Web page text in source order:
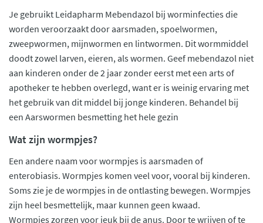
Je gebruikt Leidapharm Mebendazol bij worminfecties die
worden veroorzaakt door aarsmaden, spoelwormen,
zweepwormen, mijnwormen en lintwormen. Dit wormmiddel
doodt zowel larven, eieren, als wormen. Geef mebendazol niet
aan kinderen onder de 2 jaar zonder eerst met een arts of
apotheker te hebben overlegd, want er is weinig ervaring met
het gebruik van dit middel bij jonge kinderen. Behandel bij
een Aarswormen besmetting het hele gezin
Wat zijn wormpjes?
Een andere naam voor wormpjes is aarsmaden of
enterobiasis. Wormpjes komen veel voor, vooral bij kinderen.
Soms zie je de wormpjes in de ontlasting bewegen. Wormpjes
zijn heel besmettelijk, maar kunnen geen kwaad.
Wormpjes zorgen voor jeuk bij de anus. Door te wrijven of te